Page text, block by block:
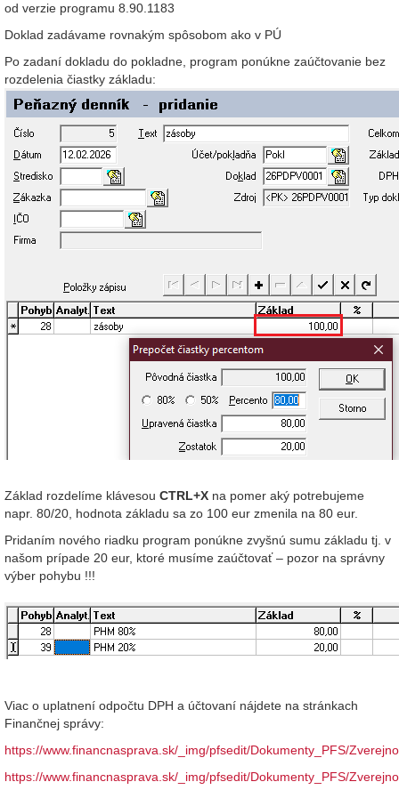
od verzie programu 8.90.1183
Doklad zadávame rovnakým spôsobom ako v PÚ
Po zadaní dokladu do pokladne, program ponúkne zaúčtovanie bez
rozdelenia čiastky základu:
Základ rozdelíme klávesou CTRL+X na pomer aký potrebujeme
napr. 80/20, hodnota základu sa zo 100 eur zmenila na 80 eur.
Pridaním nového riadku program ponúkne zvyšnú sumu základu tj. v
našom prípade 20 eur, ktoré musíme zaúčtovať – pozor na správny
výber pohybu !!!
Viac o uplatnení odpočtu DPH a účtovaní nájdete na stránkach
Finančnej správy:
https://www.financnasprava.sk/_img/pfsedit/Dokumenty_PFS/
https://www.financnasprava.sk/_img/pfsedit/Dokumenty_PFS/